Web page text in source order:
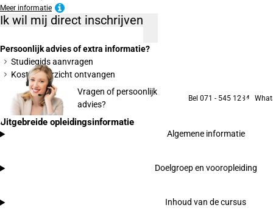
Meer informatie
Ik wil mij direct inschrijven
Persoonlijk advies of extra informatie?
Studiegids aanvragen
Kostenoverzicht ontvangen
Vragen of persoonlijk
advies?
Bel 071 - 545 1234
Uitgebreide opleidingsinformatie
Algemene informatie
Doelgroep en vooropleiding
Inhoud van de cursus